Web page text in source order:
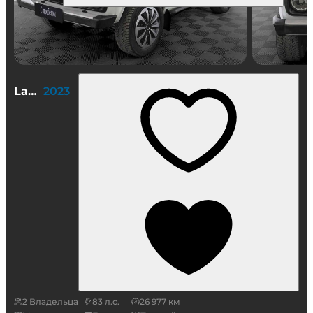
Lada (ВАЗ) Niva Legend 3 дв. 2023
2 Владельца 83 л.с.
26 977 км